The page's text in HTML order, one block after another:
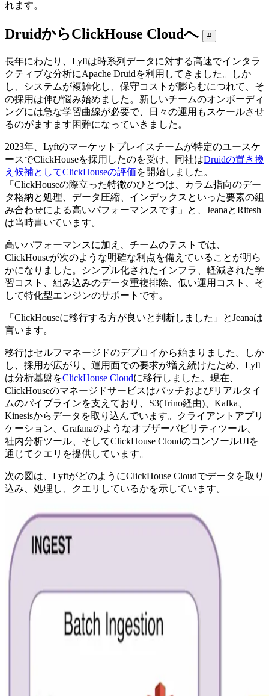
れます。
DruidからClickHouse Cloudへ #
長年にわたり、Lyftは時系列データに対する高速でインタラ
クティブな分析にApache Druidを利用してきました。しか
し、システムが複雑化し、保守コストが膨らむにつれて、そ
の採用は伸び悩み始めました。新しいチームのオンボーディ
ングには急な学習曲線が必要で、日々の運用もスケールさせ
るのがますます困難になっていきました。
2023年、Lyftのマーケットプレイスチームが特定のユースケ
ースでClickHouseを採用したのを受け、同社はDruidの置き換
え候補としてClickHouseの評価を開始しました。
「ClickHouseの際立った特徴のひとつは、カラム指向のデー
タ格納と処理、データ圧縮、インデックスといった要素の組
み合わせによる高いパフォーマンスです」と、JeanaとRitesh
は当時書いています。
高いパフォーマンスに加え、チームのテストでは、
ClickHouseが次のような明確な利点を備えていることが明ら
かになりました。シンプル化されたインフラ、軽減された学
習コスト、組み込みのデータ重複排除、低い運用コスト、そ
して特化型エンジンのサポートです。
「ClickHouseに移行する方が良いと判断しました」とJeanaは
言います。
移行はセルフマネージドのデプロイから始まりました。しか
し、採用が広がり、運用面での要求が増え続けたため、Lyft
は分析基盤をClickHouse Cloudに移行しました。現在、
ClickHouseのマネージドサービスはバッチおよびリアルタイ
ムのパイプラインを支えており、S3(Trino経由)、Kafka、
Kinesisからデータを取り込んでいます。クライアントアプリ
ケーション、Grafanaのようなオブザーバビリティツール、
社内分析ツール、そしてClickHouse CloudのコンソールUIを
通じてクエリを提供しています。
次の図は、LyftがどのようにClickHouse Cloudでデータを取り
込み、処理し、クエリしているかを示しています。